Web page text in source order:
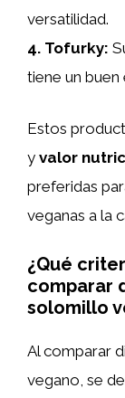
versatilidad.
4. Tofurky:
tiene un
Estos
y valor
preferidas
veganas a la
¿Qué
comparar
solomillo
Al comparar
vegano, se